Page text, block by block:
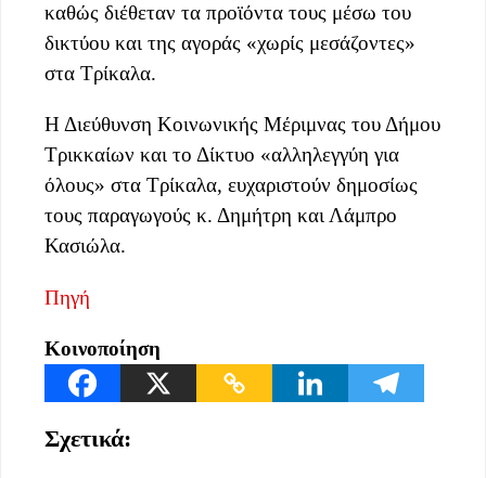
καθώς διέθεταν τα προϊόντα τους μέσω του
δικτύου και της αγοράς «χωρίς μεσάζοντες»
στα Τρίκαλα.
Η Διεύθυνση Κοινωνικής Μέριμνας του Δήμου
Τρικκαίων και το Δίκτυο «αλληλεγγύη για
όλους» στα Τρίκαλα, ευχαριστούν δημοσίως
τους παραγωγούς κ. Δημήτρη και Λάμπρο
Κασιώλα.
Πηγή
Κοινοποίηση
Σχετικά: